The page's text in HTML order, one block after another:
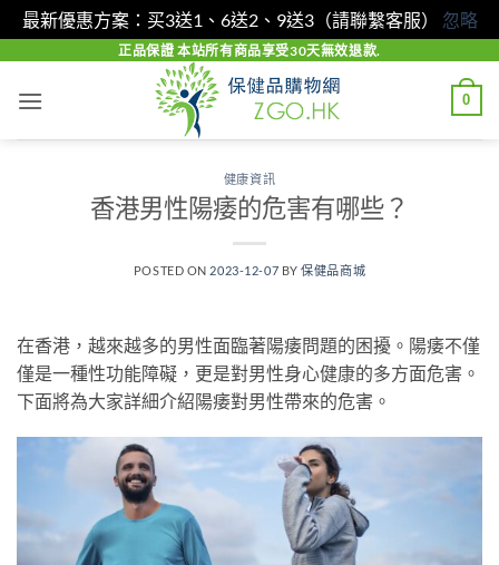
最新優惠方案：买3送1、6送2、9送3（請聯繫客服） 忽略
content
正品保證 本站所有商品享受30天無效退款.
0
健康資訊
香港男性陽痿的危害有哪些？
POSTED ON 2023-12-07 BY保健品商城
在香港，越來越多的男性面臨著陽痿問題的困擾。陽痿不僅
僅是一種性功能障礙，更是對男性身心健康的多方面危害。
下面將為大家詳細介紹陽痿對男性帶來的危害。